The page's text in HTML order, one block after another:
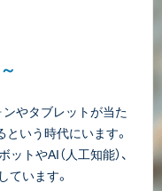
やタブレットが当た
いう時代にいます。
トやAI（人工知能）、
います。